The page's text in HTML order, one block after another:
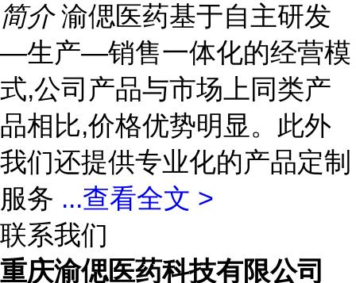
简介 渝偲医药基于自主研发
—生产—销售一体化的经营模
式,公司产品与市场上同类产
品相比,价格优势明显。此外
我们还提供专业化的产品定制
服务 ...查看全文 >
联系我们
重庆渝偲医药科技有限公司